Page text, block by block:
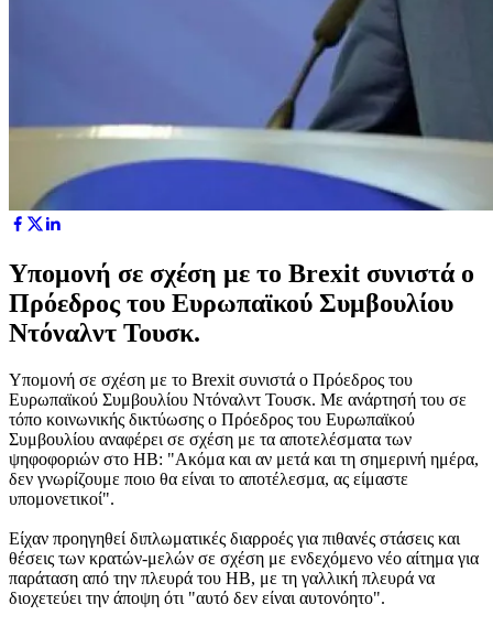
Υπομονή σε σχέση με το Brexit συνιστά ο
Πρόεδρος του Ευρωπαϊκού Συμβουλίου
Ντόναλντ Τουσκ.
Υπομονή σε σχέση με το Brexit συνιστά ο Πρόεδρος του
Ευρωπαϊκού Συμβουλίου Ντόναλντ Τουσκ. Με ανάρτησή του σε
τόπο κοινωνικής δικτύωσης ο Πρόεδρος του Ευρωπαϊκού
Συμβουλίου αναφέρει σε σχέση με τα αποτελέσματα των
ψηφοφοριών στο ΗΒ: "Ακόμα και αν μετά και τη σημερινή ημέρα,
δεν γνωρίζουμε ποιο θα είναι το αποτέλεσμα, ας είμαστε
υπομονετικοί".
Eίχαν προηγηθεί διπλωματικές διαρροές για πιθανές στάσεις και
θέσεις των κρατών-μελών σε σχέση με ενδεχόμενο νέο αίτημα για
παράταση από την πλευρά του ΗΒ, με τη γαλλική πλευρά να
διοχετεύει την άποψη ότι "αυτό δεν είναι αυτονόητο".